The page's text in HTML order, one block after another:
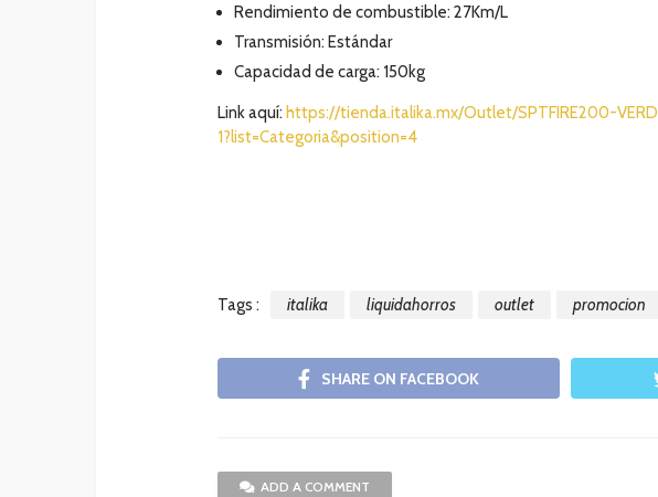
Rendimiento de combustible: 27Km/L
Transmisión: Estándar
Capacidad de carga: 150kg
Link aquí: https://tienda.italika.mx/Outlet/SPTFIRE200-
1?list=Categoria&position=4
Tags : italika liquidahorros outlet promocion
SHARE ON FACEBOOK
ADD A COMMENT